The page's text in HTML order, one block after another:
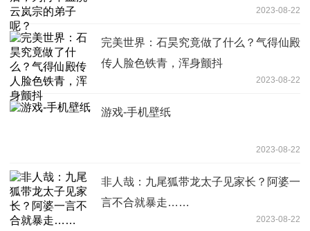
2023-08-22
完美世界：石昊究竟做了什么？气得仙殿
传人脸色铁青，浑身颤抖
2023-08-22
游戏-手机壁纸
2023-08-22
非人哉：九尾狐带龙太子见家长？阿婆一
言不合就暴走……
2023-08-22